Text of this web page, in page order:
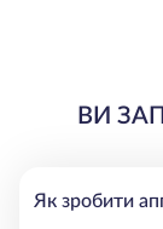
ВИ
Як зробити